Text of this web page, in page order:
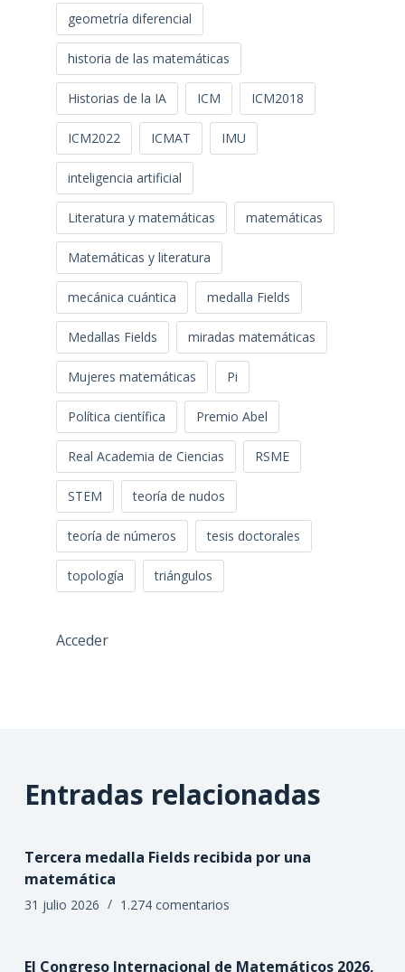
geometría diferencial
historia de las matemáticas
Historias de la IA ICM ICM2018
ICM2022 ICMAT IMU
inteligencia artificial
Literatura y matemáticas matemáticas
Matemáticas y literatura
mecánica cuántica medalla Fields
Medallas Fields miradas matemáticas
Mujeres matemáticas Pi
Política científica Premio Abel
Real Academia de Ciencias RSME
STEM teoría de nudos
teoría de números tesis doctorales
topología triángulos
Acceder
Entradas relacionadas
Tercera medalla Fields recibida por una
matemática
31 julio 2026 1.274 comentarios
El Congreso Internacional de Matemáticos 2026,